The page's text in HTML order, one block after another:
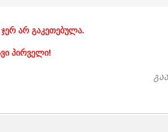
არ გაკეთებულა.
პირველი!